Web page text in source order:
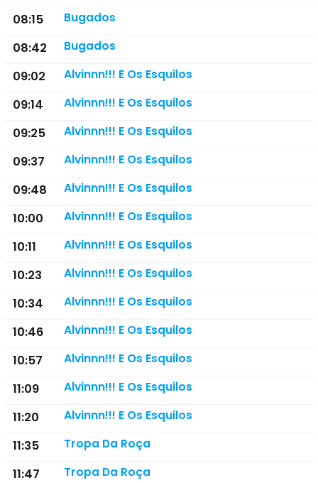
08:15 Bugados
08:42 Bugados
09:02 Alvinnn!!! E Os Esquilos
09:14 Alvinnn!!! E Os Esquilos
09:25 Alvinnn!!! E Os Esquilos
09:37 Alvinnn!!! E Os Esquilos
09:48 Alvinnn!!! E Os Esquilos
10:00 Alvinnn!!! E Os Esquilos
10:11 Alvinnn!!! E Os Esquilos
10:23 Alvinnn!!! E Os Esquilos
10:34 Alvinnn!!! E Os Esquilos
10:46 Alvinnn!!! E Os Esquilos
10:57 Alvinnn!!! E Os Esquilos
11:09 Alvinnn!!! E Os Esquilos
11:20 Alvinnn!!! E Os Esquilos
11:35 Tropa Da Roça
11:47 Tropa Da Roça